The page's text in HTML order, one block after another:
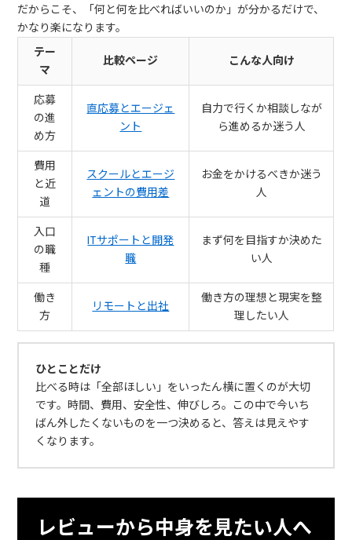
だからこそ、「何と何を比べればいいのか」が分かるだけで、
かなり楽になります。
テー
マ
比較ページ こんな人向け
応募
の進
め方
直応募とエージェ
ント
自力で行くか相談しなが
ら進めるか迷う人
費用
と近
道
スクールとエージ
ェントの費用差
お金をかけるべきか迷う
人
入口
の職
種
ITサポートと開発
職
まず何を目指すか決めた
い人
働き
方
リモートと出社
働き方の理想と現実を整
理したい人
ひとことだけ
比べる時は「全部ほしい」をいったん横に置くのが大切
です。時間、費用、安全性、伸びしろ。この中で今いち
ばん外したくないものを一つ決めると、答えは見えやす
くなります。
レビューから中身を見たい人へ